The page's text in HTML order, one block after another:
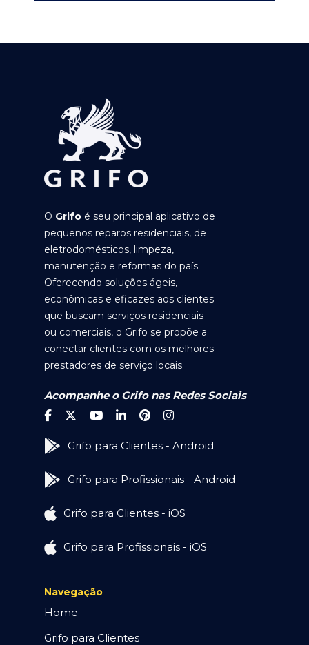
O Grifo é seu principal aplicativo de
pequenos reparos residenciais, de
eletrodomésticos, limpeza,
manutenção e reformas do país.
Oferecendo soluções ágeis,
econômicas e eficazes aos clientes
que buscam serviços residenciais
ou comerciais, o Grifo se propõe a
conectar clientes com os melhores
prestadores de serviço locais.
Acompanhe o Grifo nas Redes Sociais
Grifo para Clientes - Android
Grifo para Profissionais - Android
Grifo para Clientes - iOS
Grifo para Profissionais - iOS
Navegação
Home
Grifo para Clientes